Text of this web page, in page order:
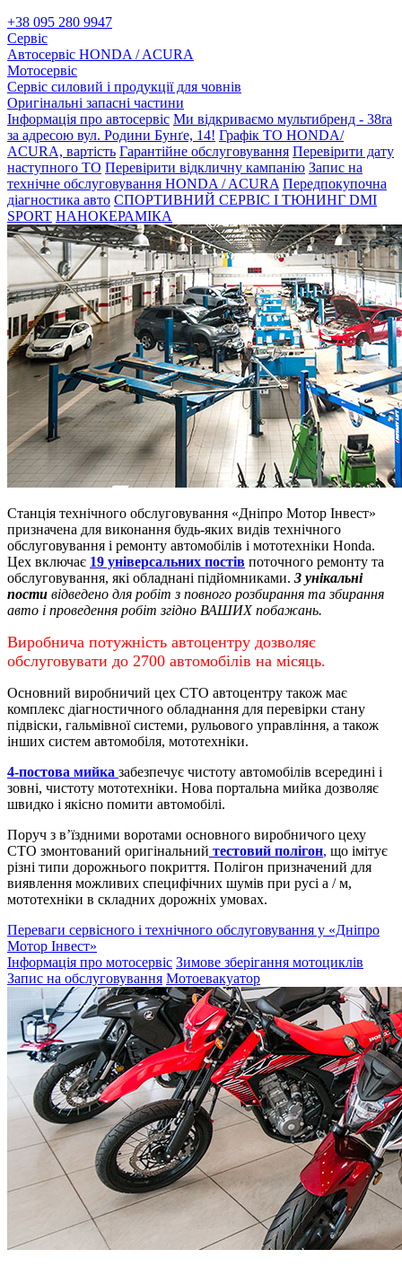
+38 095 280 9947
Сервіс
Автосервіс HONDA / ACURA
Мотосервіс
Сервіс силовий і продукції для човнів
Оригінальні запасні частини
Інформація про автосервіс Ми відкриваємо мультибренд - 38ra
за адресою вул. Родини Бунґе, 14! Графік ТО HONDA/
ACURA, вартість Гарантійне обслуговування Перевірити дату
наступного ТО Перевірити відкличну кампанію Запис на
технічне обслуговування HONDA / ACURA Передпокупочна
діагностика авто СПОРТИВНИЙ СЕРВІС І ТЮНИНГ DMI
SPORT НАНОКЕРАМІКА
Станція технічного обслуговування «Дніпро Мотор Інвест»
призначена для виконання будь-яких видів технічного
обслуговування і ремонту автомобілів і мототехніки Honda.
Цех включає 19 універсальних постів поточного ремонту та
обслуговування, які обладнані підйомниками. 3 унікальні
пости відведено для робіт з повного розбирання та збирання
авто і проведення робіт згідно ВАШИХ побажань.
Виробнича потужність автоцентру дозволяє
обслуговувати до 2700 автомобілів на місяць.
Основний виробничий цех СТО автоцентру також має
комплекс діагностичного обладнання для перевірки стану
підвіски, гальмівної системи, рульового управління, а також
інших систем автомобіля, мототехніки.
4-постова мийка забезпечує чистоту автомобілів всередині і
зовні, чистоту мототехніки. Нова портальна мийка дозволяє
швидко і якісно помити автомобілі.
Поруч з в’їздними воротами основного виробничого цеху
СТО змонтований оригінальний тестовий полігон, що імітує
різні типи дорожнього покриття. Полігон призначений для
виявлення можливих специфічних шумів при русі а / м,
мототехніки в складних дорожніх умовах.
Переваги сервісного і технічного обслуговування у «Дніпро
Мотор Інвест»
Інформація про мотосервіс Зимове зберігання мотоциклів
Запис на обслуговування Мотоевакуатор